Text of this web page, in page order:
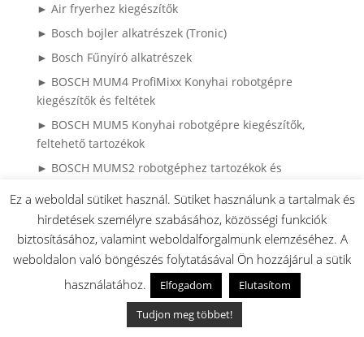
► Air fryerhez kiegészítők
► Bosch bojler alkatrészek (Tronic)
► Bosch Fűnyíró alkatrészek
► BOSCH MUM4 ProfiMixx Konyhai robotgépre
kiegészítők és feltétek
► BOSCH MUM5 Konyhai robotgépre kiegészítők,
feltehető tartozékok
► BOSCH MUMS2 robotgéphez tartozékok és
► Bosch MUMS6 robotgéphez tartozékok és
► Bosch MUMS8 robotgépre feltehető kiegészítők és
► Bosch OptiMUM (MUM9) robotgépre feltehető
kiegészítők tartozékok
Ez a weboldal sütiket használ. Sütiket használunk a tartalmak és
hirdetések személyre szabásához, közösségi funkciók
biztosításához, valamint weboldalforgalmunk elemzéséhez. A
weboldalon való böngészés folytatásával Ön hozzájárul a sütik
használatához.
Elfogadom
Elutasítom
Tudjon meg többet!